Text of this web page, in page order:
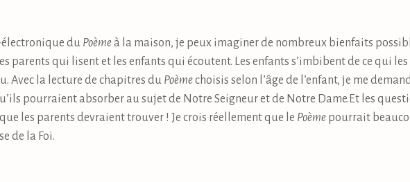
électronique du Poèmeà la maison, je peux imaginer de nombreux bienfaits
parents qui lisent et les enfants qui écoutent. Les enfants s’imbibent de ce qui
Avec la lecture de chapitres du Poèmechoisis selon l’âge de l’enfant, je me
pourraient absorber au sujet de Notre Seigneur et de Notre Dame.Et les
les parents devraient trouver ! Je crois réellement que le Poème pourrait
de la Foi.